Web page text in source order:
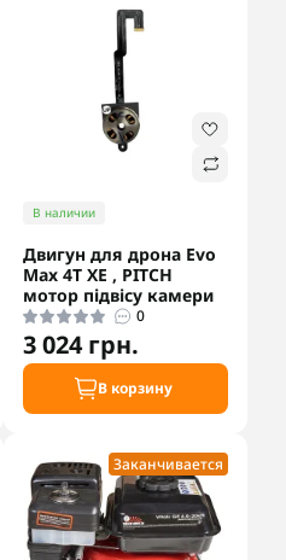
В наличии
Двигун для дрона Evo
Max 4T XE , PITCH
мотор підвісу камери
0
3 024 грн.
В корзину
Заканчивается